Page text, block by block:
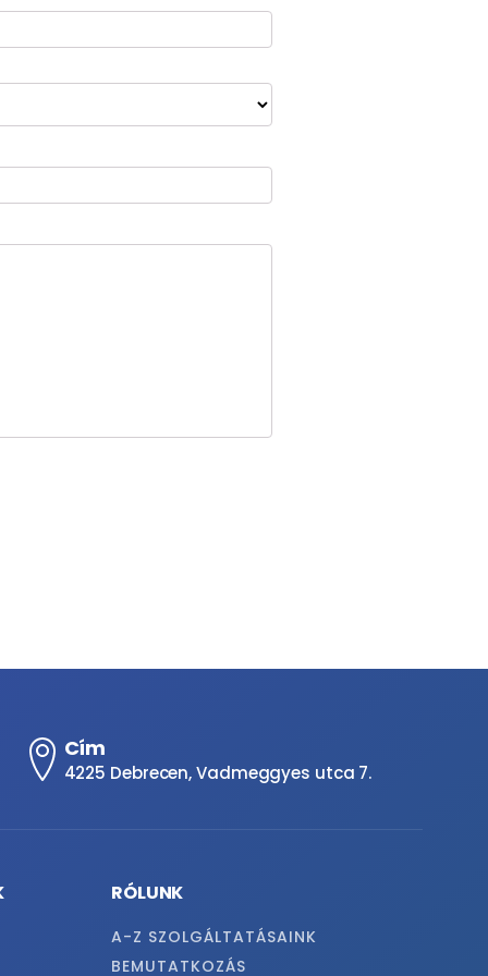
Cím
4225 Debrecen, Vadmeggyes utca 7.
RÓLUNK
A-Z SZOLGÁLTATÁSAINK
BEMUTATKOZÁS